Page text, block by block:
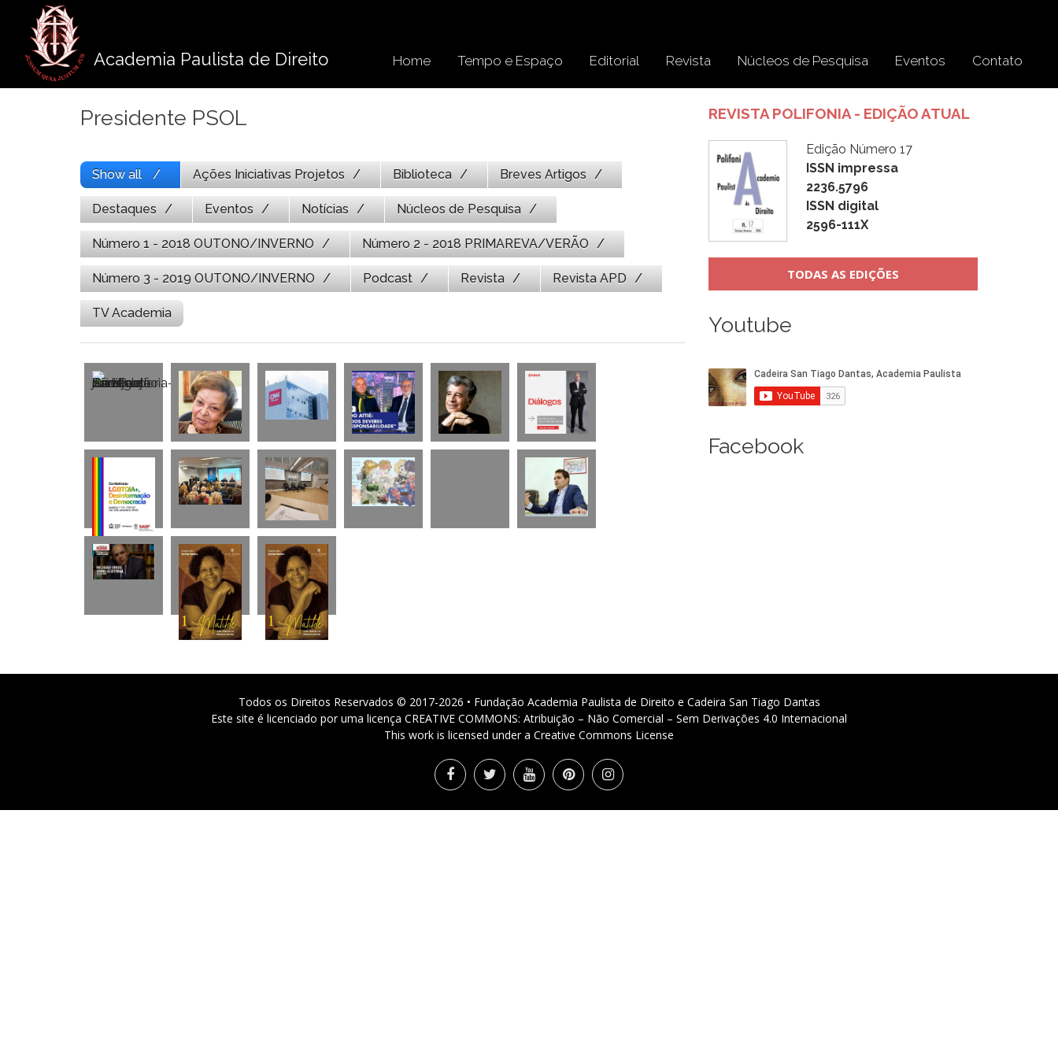
conteúdo
Academia Paulista de Direito Home Tempo e Espaço Editorial Revista Núcleos de Pesquisa Eventos Contato
Presidente PSOL
Show all Ações Iniciativas Projetos Biblioteca Breves Artigos
Destaques Eventos Notícias Núcleos de Pesquisa
Número 1 - 2018 OUTONO/INVERNO Número 2 - 2018 PRIMAREVA/VERÃO
Número 3 - 2019 OUTONO/INVERNO Podcast Revista Revista APD
TV Academia
REVISTA POLIFONIA - EDIÇÃO ATUAL
Edição Número 17
ISSN impressa
2236.5796
ISSN digital
2596-111X
TODAS AS EDIÇÕES
Youtube
Facebook
Todos os Direitos Reservados © 2017-2026 • Fundação Academia Paulista de Direito e Cadeira San Tiago Dantas
Este site é licenciado por uma licença CREATIVE COMMONS: Atribuição – Não Comercial – Sem Derivações 4.0 Internacional
This work is licensed under a Creative Commons License